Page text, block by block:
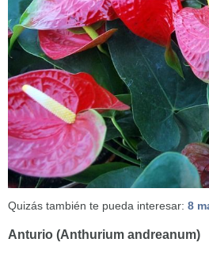
Quizás también te pueda interesar: 8
Anturio (Anthurium andreanum)